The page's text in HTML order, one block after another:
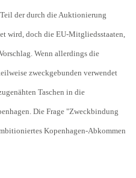
der durch die Auktionierung
wird, doch die EU-Mitgliedsstaaten,
Wenn allerdings die
zweckgebunden verwendet
Taschen in die
Die Frage "Zweckbindung
Kopenhagen-Abkommen